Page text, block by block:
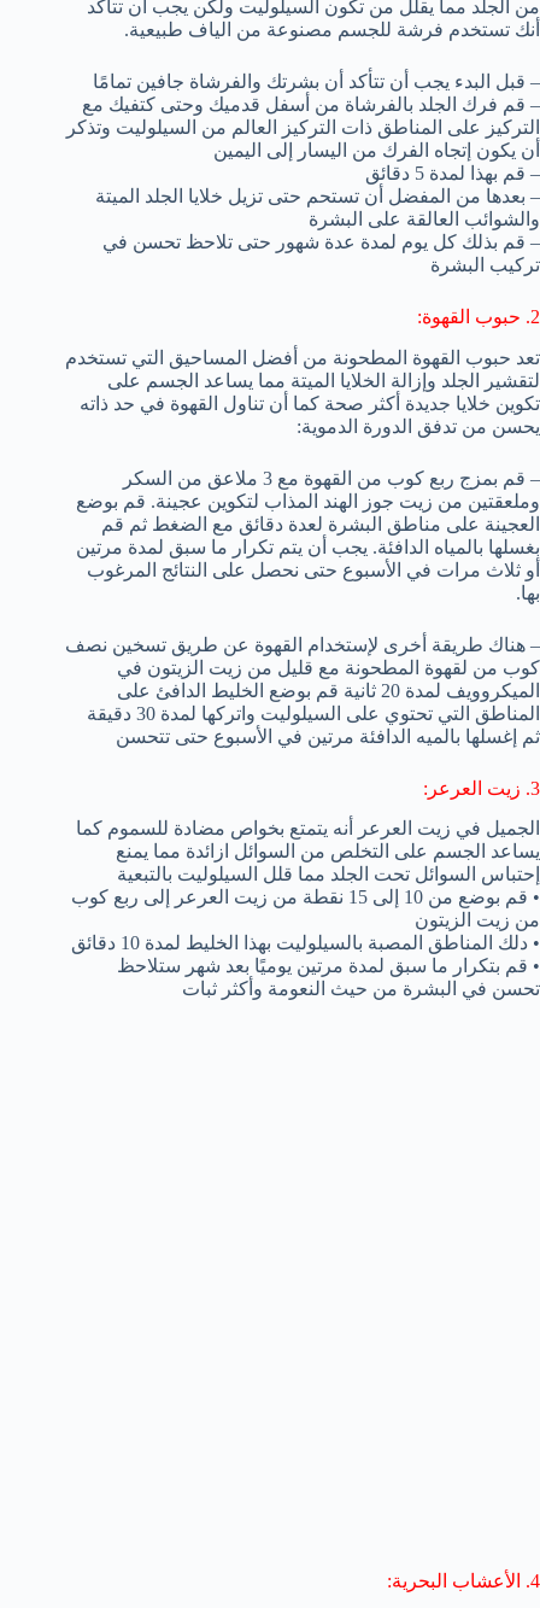
من الجلد مما يقلل من تكون السيلوليت ولكن يجب أن تتأكد
أنك تستخدم فرشة للجسم مصنوعة من الياف طبيعية.
– قبل البدء يجب أن تتأكد أن بشرتك والفرشاة جافين تمامًا
– قم فرك الجلد بالفرشاة من أسفل قدميك وحتى كتفيك مع
التركيز على المناطق ذات التركيز العالم من السيلوليت وتذكر
أن يكون إتجاه الفرك من اليسار إلى اليمين
– قم بهذا لمدة 5 دقائق
– بعدها من المفضل أن تستحم حتى تزيل خلايا الجلد الميتة
والشوائب العالقة على البشرة
– قم بذلك كل يوم لمدة عدة شهور حتى تلاحظ تحسن في
تركيب البشرة
2. حبوب القهوة:
تعد حبوب القهوة المطحونة من أفضل المساحيق التي تستخدم
لتقشير الجلد وإزالة الخلايا الميتة مما يساعد الجسم على
تكوين خلايا جديدة أكثر صحة كما أن تناول القهوة في حد ذاته
يحسن من تدفق الدورة الدموية:
– قم بمزج ربع كوب من القهوة مع 3 ملاعق من السكر
وملعقتين من زيت جوز الهند المذاب لتكوين عجينة. قم بوضع
العجينة على مناطق البشرة لعدة دقائق مع الضغط ثم قم
بغسلها بالمياه الدافئة. يجب أن يتم تكرار ما سبق لمدة مرتين
أو ثلاث مرات في الأسبوع حتى نحصل على النتائج المرغوب
بها.
– هناك طريقة أخرى لإستخدام القهوة عن طريق تسخين نصف
كوب من لقهوة المطحونة مع قليل من زيت الزيتون في
الميكروويف لمدة 20 ثانية قم بوضع الخليط الدافئ على
المناطق التي تحتوي على السيلوليت واتركها لمدة 30 دقيقة
ثم إغسلها بالميه الدافئة مرتين في الأسبوع حتى تتحسن
3. زيت العرعر:
الجميل في زيت العرعر أنه يتمتع بخواص مضادة للسموم كما
يساعد الجسم على التخلص من السوائل ازائدة مما يمنع
إحتباس السوائل تحت الجلد مما قلل السيلوليت بالتبعية
• قم بوضع من 10 إلى 15 نقطة من زيت العرعر إلى ربع كوب
من زيت الزيتون
• دلك المناطق المصبة بالسيلوليت بهذا الخليط لمدة 10 دقائق
• قم بتكرار ما سبق لمدة مرتين يوميًا بعد شهر ستلاحظ
تحسن في البشرة من حيث النعومة وأكثر ثبات
4. الأعشاب البحرية: